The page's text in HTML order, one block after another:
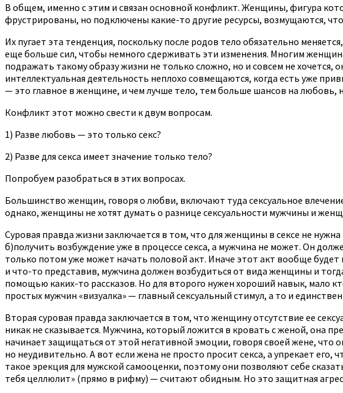
В общем, именно с этим и связан основной конфликт. Женщины, фигура
фрустрированы, но подключены какие-то другие ресурсы, возмущаются,
Их пугает эта тенденция, поскольку после родов тело обязательно
еще больше сил, чтобы немного сдерживать эти изменения. Многим
подражать такому образу жизни не только сложно, но и совсем не хочется,
интеллектуальная деятельность неплохо совмещаются, когда есть уже
— это главное в женщине, и чем лучше тело, тем больше шансов на любовь,
Конфликт этот можно свести к двум вопросам.
1) Разве любовь — это только секс?
2) Разве для секса имеет значение только тело?
Попробуем разобраться в этих вопросах.
Большинство женщин, говоря о любви, включают туда сексуальное
однако, женщины не хотят думать о разнице сексуальности мужчины и
Суровая правда жизни заключается в том, что для женщины в сексе не
б)получить возбуждение уже в процессе секса, а мужчина не может. Он
только потом уже может начать половой акт. Иначе этот акт вообще
и что-то представив, мужчина должен возбудиться от вида женщины и
помощью каких-то рассказов. Но для второго нужен хороший навык, мало
простых мужчин «визуалка» — главный сексуальный стимул, а то и
Вторая суровая правда заключается в том, что женщину отсутствие ее
никак не сказывается. Мужчина, который ложится в кровать с женой, она
начинает защищаться от этой негативной эмоции, говоря своей жене, что
но неудивительно. А вот если жена не просто просит секса, а упрекает
такое эрекция для мужской самооценки, поэтому они позволяют себе
тебя целлюлит» (прямо в рифму) — считают обидным. Но это защитная